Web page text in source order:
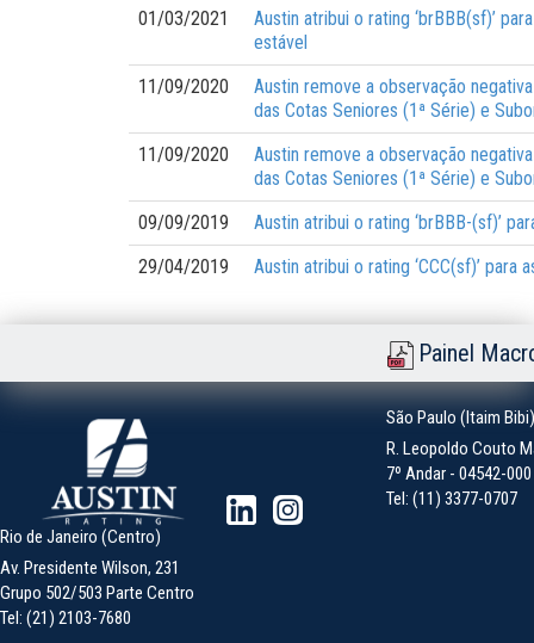
01/03/2021
Austin atribui o rating ‘brBBB(sf)’
estável
11/09/2020
Austin remove a observação
das Cotas Seniores (1ª Série) e
11/09/2020
Austin remove a observação
das Cotas Seniores (1ª Série) e
09/09/2019
Austin atribui o rating ‘brBBB-(sf)’
29/04/2019
Austin atribui o rating ‘CCC(sf)’ para
Painel
São Paulo (Itaim Bibi)
R. Leopoldo Couto
7º Andar - 04542-
Tel: (11) 3377-0707
Rio de Janeiro (Centro)
Av. Presidente Wilson, 231
Grupo 502/503 Parte Centro
Tel: (21) 2103-7680